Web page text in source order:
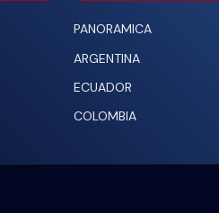
PANORAMICA
ARGENTINA
ECUADOR
COLOMBIA